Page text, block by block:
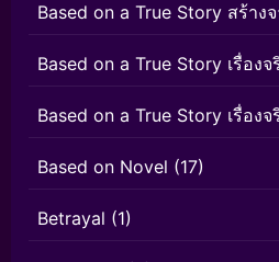
Based on a True Story สร้างจ
Based on a True Story เรื่องจ
Based on a True Story เรื่องจ
Based on Novel (17)
Betrayal (1)